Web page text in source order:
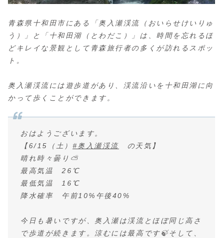
青森県十和田市にある「奥入瀬渓流（おいらせけいりゅ
う）」と「十和田湖（とわだこ）」は、時間を忘れるほ
どキレイな景観として青森旅行者の多くが訪れるスポッ
ト。
奥入瀬渓流には遊歩道があり、渓流沿いを十和田湖に向
かって歩くことができます。
おはようございます。
【6/15（土） #奥入瀬渓流 の天気】
晴れ時々曇り⛅
最高気温 26℃
最低気温 16℃
降水確率 午前10%午後40%
今日も暑いですが、奥入瀬は渓流とほぼ同じ高さ
で歩道が続きます。涼むには最高です🍃そして、